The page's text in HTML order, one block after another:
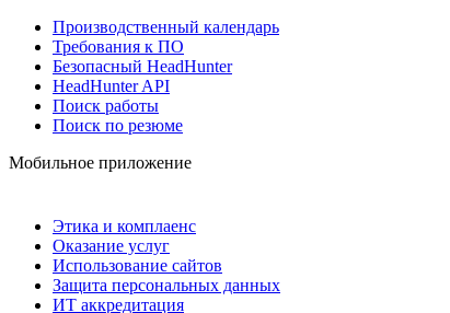
Производственный календарь
Требования к ПО
Безопасный HeadHunter
HeadHunter API
Поиск работы
Поиск по резюме
Мобильное приложение
Этика и комплаенс
Оказание услуг
Использование сайтов
Защита персональных данных
ИТ аккредитация